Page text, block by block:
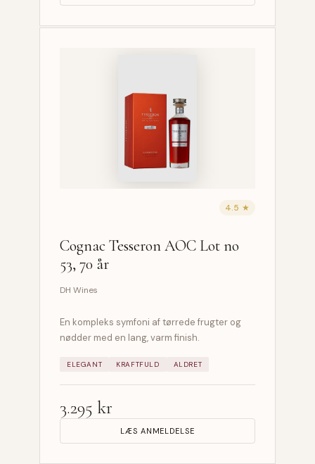
4.5 ★
Cognac Tesseron AOC Lot no
53, 70 år
DH Wines
En kompleks symfoni af tørrede frugter og
nødder med en lang, varm finish.
ELEGANT KRAFTFULD ALDRET
3.295 kr
LÆS ANMELDELSE